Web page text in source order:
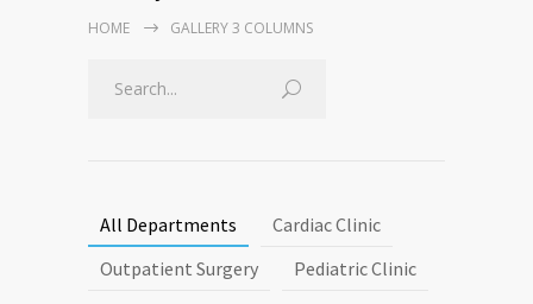
HOME GALLERY 3 COLUMNS
All Departments
Cardiac Clinic
Outpatient Surgery
Pediatric Clinic